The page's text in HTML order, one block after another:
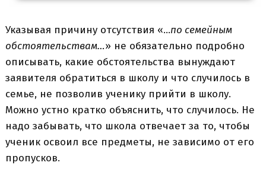
Указывая причину отсутствия «…по семейным
обстоятельствам…» не обязательно подробно
описывать, какие обстоятельства вынуждают
заявителя обратиться в школу и что случилось в
семье, не позволив ученику прийти в школу.
Можно устно кратко объяснить, что случилось. Не
надо забывать, что школа отвечает за то, чтобы
ученик освоил все предметы, не зависимо от его
пропусков.